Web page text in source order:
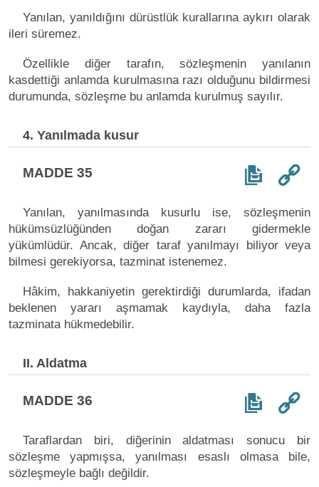
Yanılan, yanıldığını dürüstlük kurallarına aykırı olarak
ileri süremez.
Özellikle diğer tarafın, sözleşmenin yanılanın
kasdettiği anlamda kurulmasına razı olduğunu bildirmesi
durumunda, sözleşme bu anlamda kurulmuş sayılır.
4. Yanılmada kusur
MADDE 35
Yanılan, yanılmasında kusurlu ise, sözleşmenin
hükümsüzlüğünden doğan zararı gidermekle
yükümlüdür. Ancak, diğer taraf yanılmayı biliyor veya
bilmesi gerekiyorsa, tazminat istenemez.
Hâkim, hakkaniyetin gerektirdiği durumlarda, ifadan
beklenen yararı aşmamak kaydıyla, daha fazla
tazminata hükmedebilir.
II. Aldatma
MADDE 36
Taraflardan biri, diğerinin aldatması sonucu bir
sözleşme yapmışsa, yanılması esaslı olmasa bile,
sözleşmeyle bağlı değildir.